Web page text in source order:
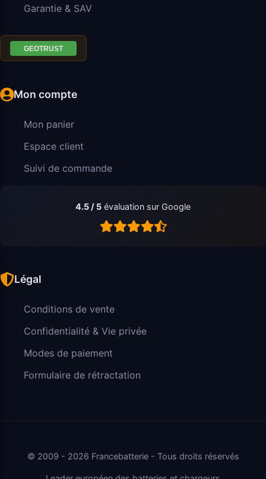
Garantie & SAV
Mon compte
Mon panier
Espace client
Suivi de commande
4.5 / 5 évaluation sur Google
Légal
Conditions de vente
Confidentialité & Vie privée
Modes de paiement
Formulaire de rétractation
© 2009 - 2026 Francebatterie - Tous droits réservés